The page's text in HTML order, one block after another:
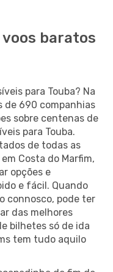
baratos
para Touba? Na
de 690 companhias
sobre centenas de
para Touba.
de todas as
Costa do Marfim,
opções e
e fácil. Quando
connosco, pode ter
das melhores
bilhetes só de ida
tem tudo aquilo